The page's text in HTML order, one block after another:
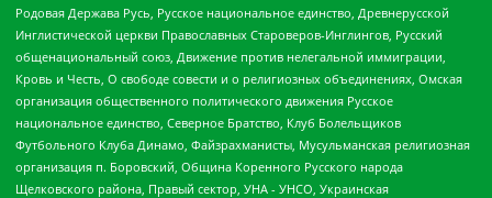
Родовая Держава Русь, Русское национальное единство, Древнерусской
Инглистической церкви Православных Староверов-Инглингов, Русский
общенациональный союз, Движение против нелегальной иммиграции,
Кровь и Честь, О свободе совести и о религиозных объединениях, Омская
организация общественного политического движения Русское
национальное единство, Северное Братство, Клуб Болельщиков
Футбольного Клуба Динамо, Файзрахманисты, Мусульманская религиозная
организация п. Боровский, Община Коренного Русского народа
Щелковского района, Правый сектор, УНА - УНСО, Украинская